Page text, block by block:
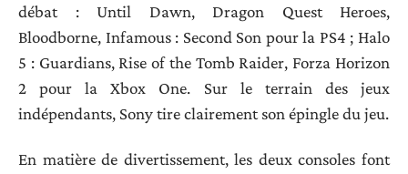
débat : Until Dawn, Dragon Quest Heroes,
Bloodborne, Infamous : Second Son pour la PS4 ; Halo
5 : Guardians, Rise of the Tomb Raider, Forza Horizon
2 pour la Xbox One. Sur le terrain des jeux
indépendants, Sony tire clairement son épingle du jeu.
En matière de divertissement, les deux consoles font